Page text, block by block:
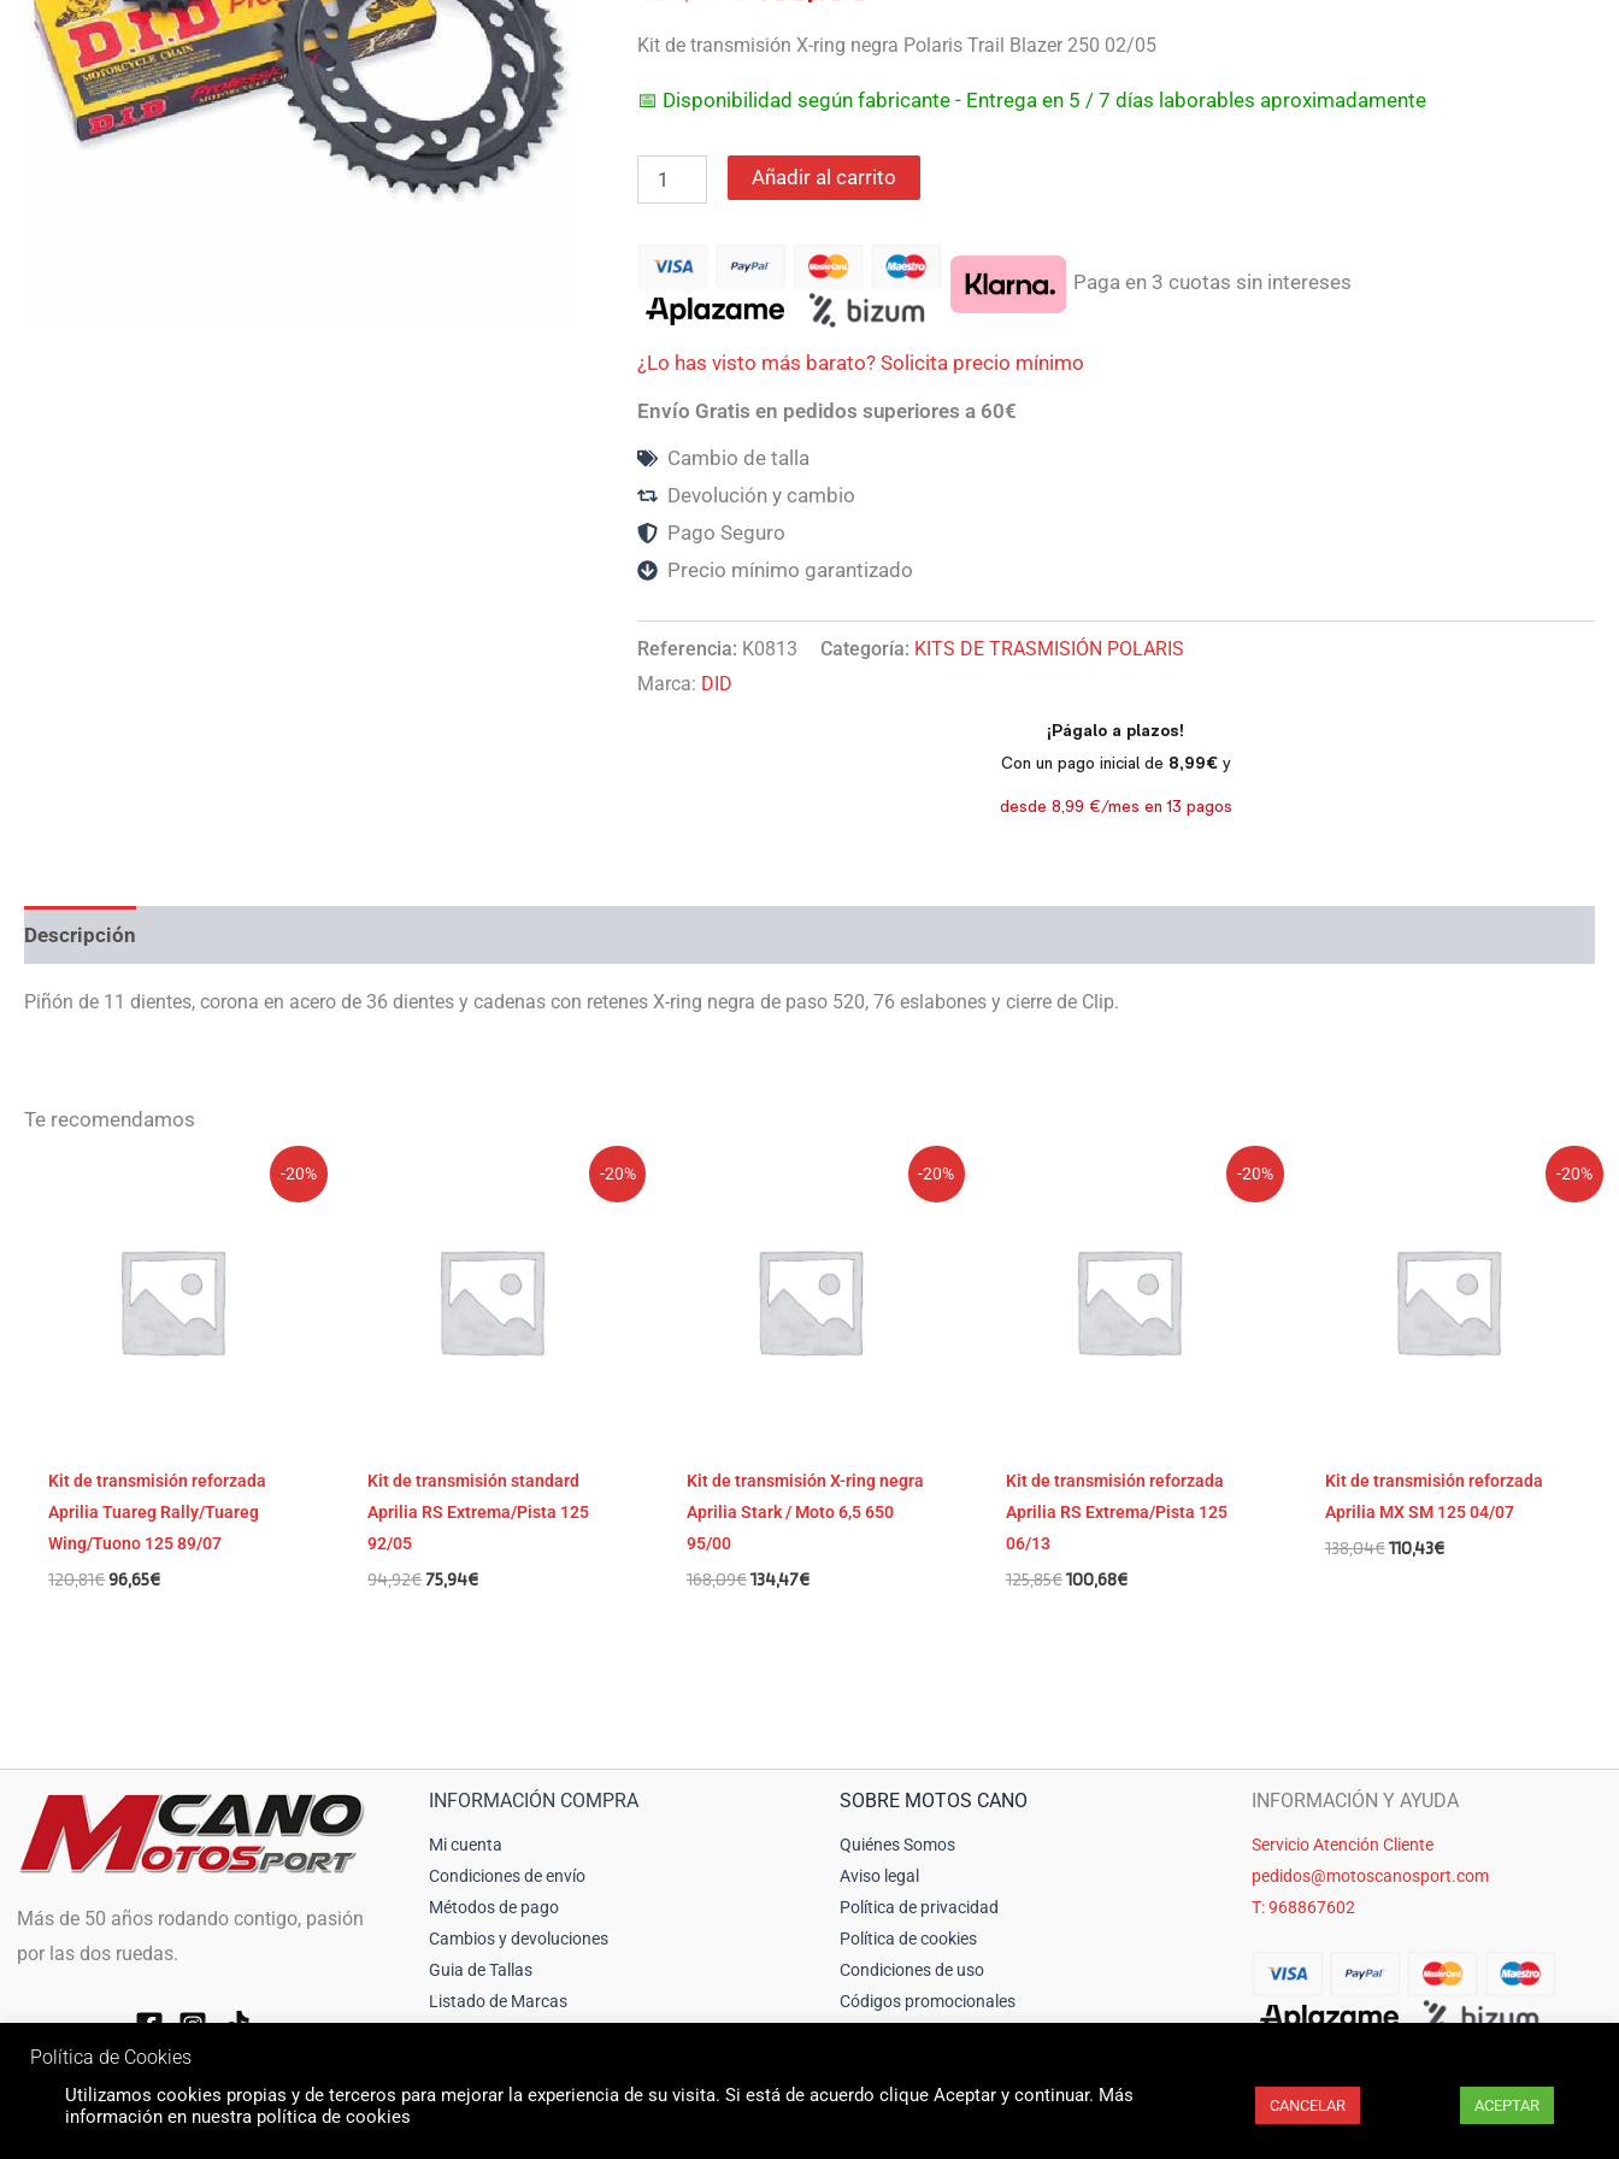
131,47€.105,18€.
Kit de transmisión X-ring negra Polaris Trail Blazer 250 02/05
📅 Disponibilidad según fabricante - Entrega en 5 / 7 días laborables aproximadamente
cantidad
Añadir al carrito
Paga en 3 cuotas sin intereses
¿Lo has visto más barato? Solicita precio mínimo
Envío Gratis en pedidos superiores a 60€
Cambio de talla
Devolución y cambio
Pago Seguro
Precio mínimo garantizado
Referencia: K0813 Categoría: KITS DE TRASMISIÓN POLARIS
Marca: DID
Descripción
Piñón de 11 dientes, corona en acero de 36 dientes y cadenas con retenes X-ring negra de paso 520, 76 eslabones y cierre de Clip.
Te recomendamos
-20%
Kit de transmisión reforzada
Aprilia Tuareg Rally/Tuareg
Wing/Tuono 125 89/07
120,81€
120,81€.
96,65€
96,65€.
-20%
Kit de transmisión standard
Aprilia RS Extrema/Pista 125
92/05
94,92€
94,92€.
75,94€
75,94€.
-20%
Kit de transmisión X-ring negra
Aprilia Stark / Moto 6,5 650
95/00
168,09€
168,09€.
134,47€
134,47€.
-20%
Kit de transmisión reforzada
Aprilia RS Extrema/Pista 125
06/13
125,85€
125,85€.
100,68€
100,68€.
-20%
Kit de transmisión reforzada
Aprilia MX SM 125 04/07
138,04€
138,04€.
110,43€
110,43€.
Más de 50 años rodando contigo, pasión
por las dos ruedas.
INFORMACIÓN COMPRA
Mi cuenta
Condiciones de envío
Métodos de pago
Cambios y devoluciones
Guia de Tallas
Listado de Marcas
SOBRE MOTOS CANO
Quiénes Somos
Aviso legal
Política de privacidad
Política de cookies
Condiciones de uso
Códigos promocionales
INFORMACIÓN Y AYUDA
Servicio Atención Cliente
pedidos@motoscanosport.com
T: 968867602
Política de Cookies
Utilizamos cookies propias y de terceros para mejorar la experiencia de su visita. Si está de acuerdo clique Aceptar y continuar. Más
información en nuestra política de cookies
CANCELAR ACEPTAR